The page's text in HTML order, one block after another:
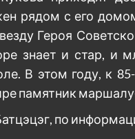
рядом с его
Героя
знает и стар, и
В этом году, к
памятник
по